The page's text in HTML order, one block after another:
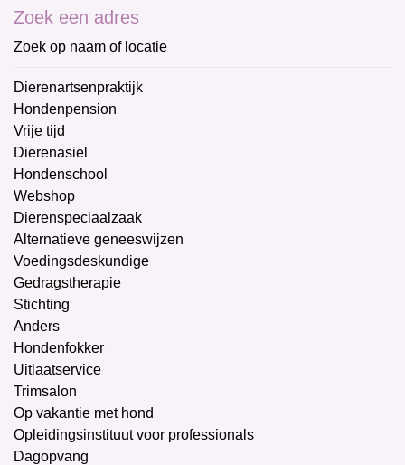
Zoek een adres
Zoek op naam of locatie
Dierenartsenpraktijk
Hondenpension
Vrije tijd
Dierenasiel
Hondenschool
Webshop
Dierenspeciaalzaak
Alternatieve geneeswijzen
Voedingsdeskundige
Gedragstherapie
Stichting
Anders
Hondenfokker
Uitlaatservice
Trimsalon
Op vakantie met hond
Opleidingsinstituut voor professionals
Dagopvang